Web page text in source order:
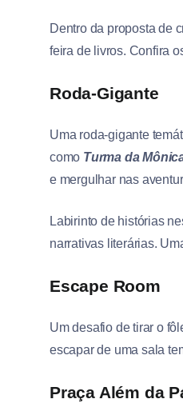
Dentro da proposta de
feira de livros. Confira
Roda-Gigante
Uma roda-gigante
como Turma da
e mergulhar nas
Labirinto de histórias
narrativas literárias.
Escape Room
Um desafio de tirar o
escapar de uma sala
Praça Além da